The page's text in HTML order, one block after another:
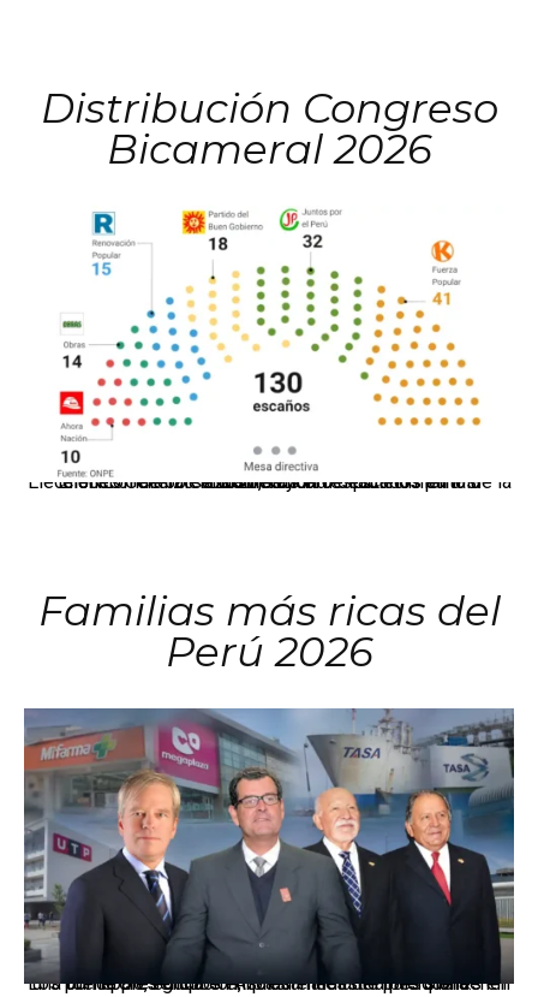
Distribución Congreso
Bicameral 2026
El JNE oficializó la distribución de escaños para la elección de 60 senadores y 130 diputados en las Elecciones Generales 2026, tras el restablecimiento de la Bicameralidad.
Familias más ricas del
Perú 2026
Los principales grupos empresariales del país mantienen una fuerte presencia en Áncash mediante inversiones en comercio, educación, salud e industria pesquera.